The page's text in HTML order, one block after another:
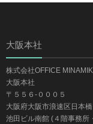
大阪本社
株式会社OFFICE
大阪本社
〒５５６-０００５
大阪府大阪市浪速区日本
池田ビル南館 (４階事務所